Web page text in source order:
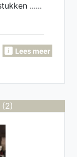
......
Lees meer
(2)